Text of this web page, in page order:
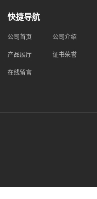
快捷导航
公司首页 公司介绍
产品展厅 证书荣誉
在线留言